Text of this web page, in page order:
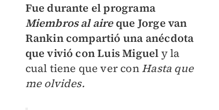
Fue durante el programa
Miembros al aireque Jorge van
Rankin compartió una anécdota
que vivió con Luis Miguel y la
cual tiene que ver con Hasta que
me olvides.